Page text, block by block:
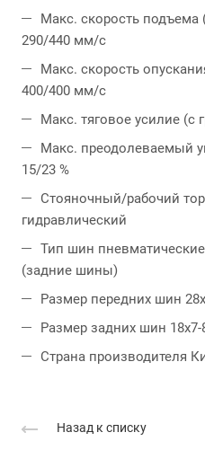
Макс. скорость подъема
290/440 мм/с
Макс. скорость
400/400 мм/с
Макс. тяговое усилие (с
Макс. преодолеваемый
15/23 %
Стояночный/рабочий
гидравлический
Тип шин
(задние шины)
Размер передних шин
Размер задних шин 18x7-
Страна производителя
Назад к списку